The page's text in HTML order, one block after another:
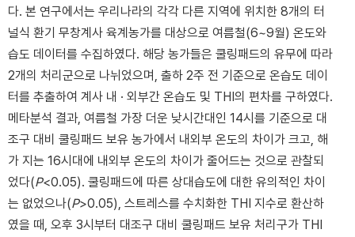
다. 본 연구에서는 우리나라의 각각 다른 지역에 위치한 8개의 터
널식 환기 무창계사 육계농가를 대상으로 여름철(6~9월) 온도와
습도 데이터를 수집하였다. 해당 농가들은 쿨링패드의 유무에 따라
2개의 처리군으로 나뉘었으며, 출하 2주 전 기준으로 온습도 데이
터를 추출하여 계사 내 · 외부간 온습도 및 THI의 편차를 구하였다.
메타분석 결과, 여름철 가장 더운 낮시간대인 14시를 기준으로 대
조구 대비 쿨링패드 보유 농가에서 내외부 온도의 차이가 크고, 해
가 지는 16시대에 내외부 온도의 차이가 줄어드는 것으로 관찰되
었다(P<0.05). 쿨링패드에 따른 상대습도에 대한 유의적인 차이
는 없었으나(P>0.05), 스트레스를 수치화한 THI 지수로 환산하
였을 때, 오후 3시부터 대조구 대비 쿨링패드 보유 처리구가 THI